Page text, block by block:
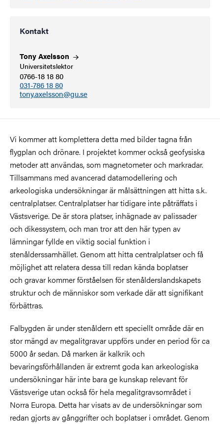
Kontakt
TonyAxelsson
Universitetslektor
0766-18 18 80
031-786 18 80
tony.axelsson@gu.se
Vi kommer att komplettera detta med bilder tagna från
flygplan och drönare. I projektet kommer också geofysiska
metoder att användas, som magnetometer och markradar.
Tillsammans med avancerad datamodellering och
arkeologiska undersökningar är målsättningen att hitta s.k.
centralplatser. Centralplatser har tidigare inte påträffats i
Västsverige. De är stora platser, inhägnade av palissader
och dikessystem, och man tror att den här typen av
lämningar fyllde en viktig social funktion i
stenålderssamhället. Genom att hitta centralplatser och få
möjlighet att relatera dessa till redan kända boplatser
och gravar kommer förståelsen för stenålderslandskapets
struktur och de människorsom verkade där att signifikant
förbättras.
Falbygden är under stenåldern ett speciellt område där en
stor mängd av megalitgravar uppförs under en period för ca
5000 år sedan. Då marken är kalkrik och
bevaringsförhållanden är extremt goda kan arkeologiska
undersökningar här inte bara ge kunskap relevant för
Västsverige utan också för hela megalitgravsområdet i
Norra Europa. Detta har visats av de undersökningar som
redan gjorts av gånggrifter och boplatser i området. Genom